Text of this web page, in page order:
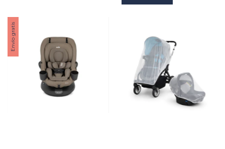
Envío gratis